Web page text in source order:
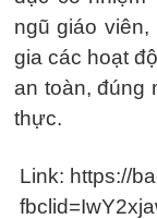
ngũ giáo
gia các hoạt
an toàn, đúng
thực.
Link: https://